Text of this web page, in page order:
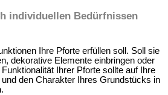
individuellen Bedürfnissen
Ihre Pforte erfüllen soll. Soll sie
dekorative Elemente einbringen oder
Ihrer Pforte sollte auf Ihre
den Charakter Ihres Grundstücks in